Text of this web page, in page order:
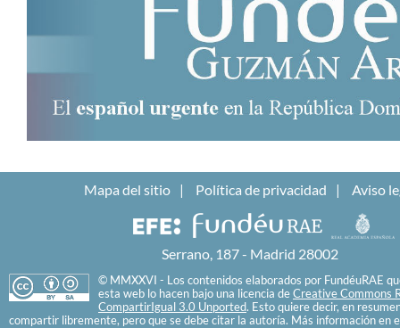
Mapa del sitio Política de privacidad Aviso
Serrano, 187 - Madrid 28002
© MMXXVI - Los contenidos elaborados por FundéuRAE
esta web lo hacen bajo una licencia de Creative Commons
CompartirIgual 3.0 Unported. Esto quiere decir, en
compartir libremente, pero que se debe citar la autoría. Más información en